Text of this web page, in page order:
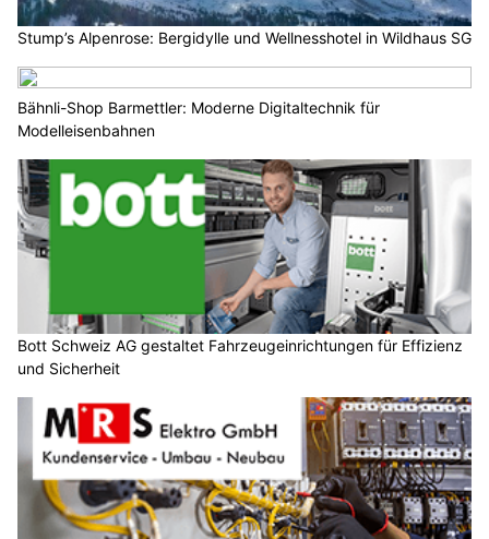
Stump’s Alpenrose: Bergidylle und Wellnesshotel in Wildhaus SG
Bähnli-Shop Barmettler: Moderne Digitaltechnik für
Modelleisenbahnen
Bott Schweiz AG gestaltet Fahrzeugeinrichtungen für Effizienz
und Sicherheit